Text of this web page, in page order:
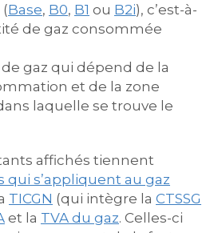
Base, B0, B1 ou B2i), c’est-à-
de gaz consommée
gaz qui dépend de la
et de la zone
laquelle se trouve le
affichés tiennent
qui s’appliquent au gaz
TICGN (qui intègre la CTSSG
et la TVA du gaz. Celles-ci